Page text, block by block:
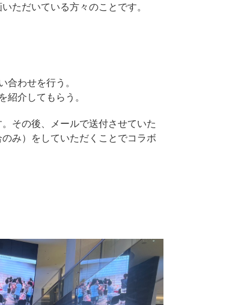
ただいている方々のことです。
合わせを行う。
紹介してもらう。
その後、メールで送付させていた
み）をしていただくことでコラボ